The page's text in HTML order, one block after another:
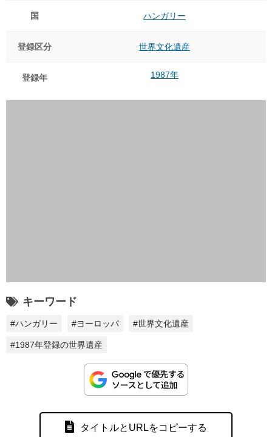
国 ハンガリー
登録区分 世界文化遺産
登録年 1987年
キーワード
#ハンガリー #ヨーロッパ #世界文化遺産
#1987年登録の世界遺産
タイトルとURLをコピーする